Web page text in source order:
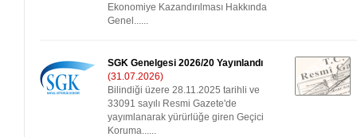
Ekonomiye Kazandırılması Hakkında
Genel......
SGK Genelgesi 2026/20 Yayınlandı
(31.07.2026)
Bilindiği üzere 28.11.2025 tarihli ve
33091 sayılı Resmi Gazete'de
yayımlanarak yürürlüğe giren Geçici
Koruma......